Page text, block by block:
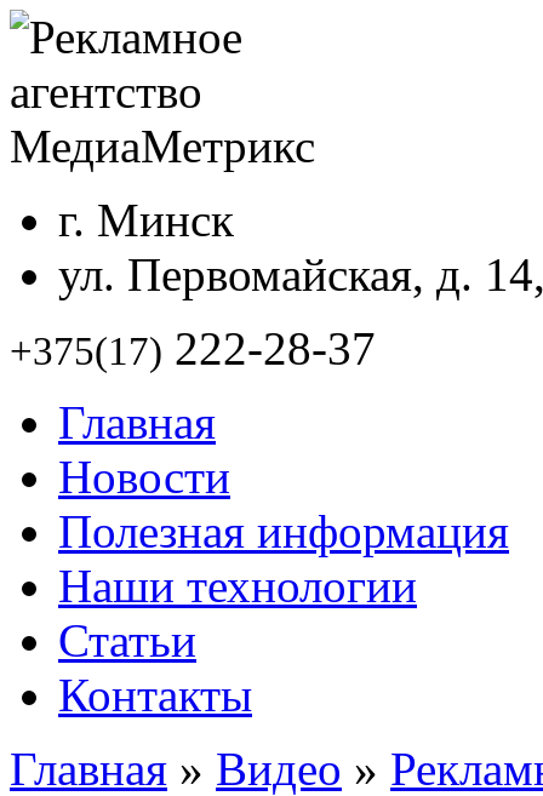
г. Минск
ул. Первомайская, д.
+375(17) 222-28-37
Главная
Новости
Полезная информация
Наши технологии
Статьи
Контакты
Главная » Видео »